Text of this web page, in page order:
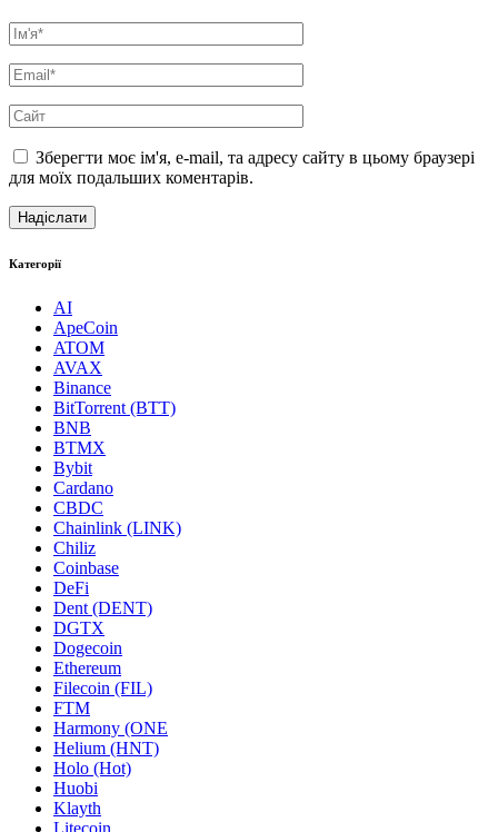
Зберегти моє ім'я, e-mail, та адресу сайту в цьому браузері
для моїх подальших коментарів.
Категорії
AI
ApeCoin
ATOM
AVAX
Binance
BitTorrent (BTT)
BNB
BTMX
Bybit
Cardano
CBDC
Chainlink (LINK)
Chiliz
Coinbase
DeFi
Dent (DENT)
DGTX
Dogecoin
Ethereum
Filecoin (FIL)
FTM
Harmony (ONE
Helium (HNT)
Holo (Hot)
Huobi
Klayth
Litecoin